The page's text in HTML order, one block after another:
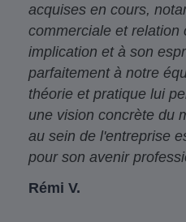
acquises en cours,
commerciale et relation
implication et à son
parfaitement à notre
théorie et pratique lui
une vision concrète du
au sein de l'entreprise
pour son avenir
Rémi V.